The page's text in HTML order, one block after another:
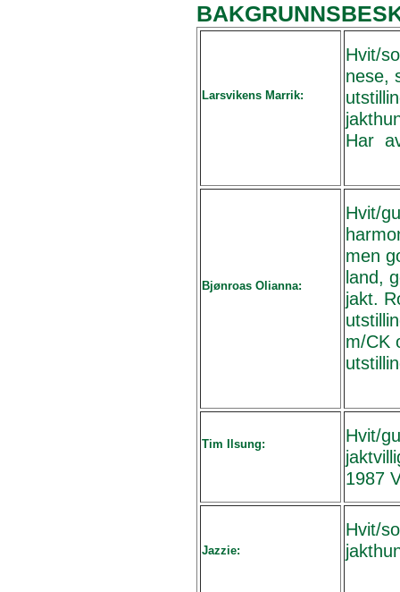
Larsvikens Marrik:
Hvit/
Har
Bjønroas Olianna:
Hvit/
men
land,
jakt.
m/CK
Tim Ilsung:
Hvit/
1987
Jazzie:
Hvit/